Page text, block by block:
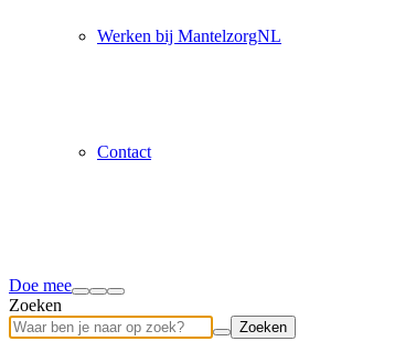
Werken bij MantelzorgNL
Contact
Doe mee
Zoeken
Zoeken